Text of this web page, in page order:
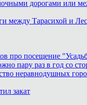
дорогами или
между Тарасихой и
про посещение
пару раз в год со
неравнодушных
закат